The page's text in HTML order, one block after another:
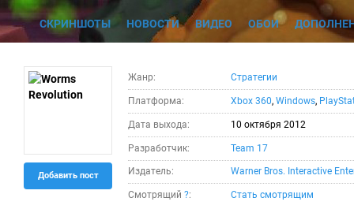
СКРИНШОТЫ НОВОСТИ ВИДЕО ОБОИ
Жанр: Стратегии
Платформа: Xbox 360, Windows,
Дата выхода: 10 октября 2012
Разработчик: Team 17
Издатель: Warner Bros. Interactive
Смотрящий ?: Стать смотрящим
Добавить пост